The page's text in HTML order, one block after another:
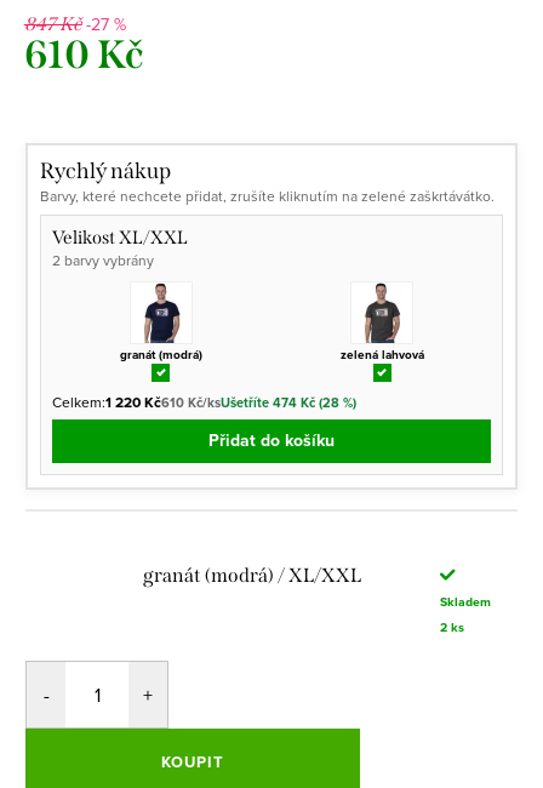
847 Kč-27 %
610 Kč
Rychlý nákup
Barvy, které nechcete přidat, zrušíte kliknutím na zelené zaškrtávátko.
Velikost XL/XXL
2 barvy vybrány
granát (modrá) zelená lahvová
Celkem:1 220 Kč610 Kč/ksUšetříte 474 Kč (28 %)
Přidat do košíku
granát (modrá) / XL/XXL
Skladem
2 ks
KOUPIT